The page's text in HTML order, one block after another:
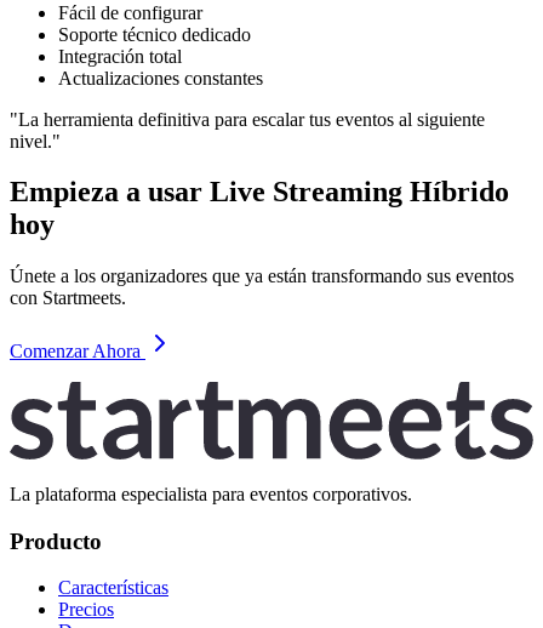
Fácil de configurar
Soporte técnico dedicado
Integración total
Actualizaciones constantes
"La herramienta definitiva para escalar tus eventos al siguiente
nivel."
Empieza a usar Live Streaming Híbrido
hoy
Únete a los organizadores que ya están transformando sus eventos
con Startmeets.
Comenzar Ahora
La plataforma especialista para eventos corporativos.
Producto
Características
Precios